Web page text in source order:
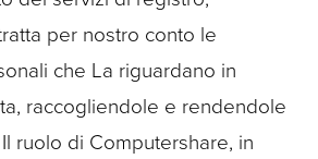
per nostro conto le
che La riguardano in
raccogliendole e rendendole
ruolo di Computershare, in